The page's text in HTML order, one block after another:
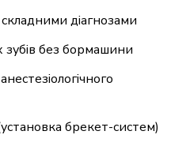
складними діагнозами
зубів без бормашини
брекет-систем)